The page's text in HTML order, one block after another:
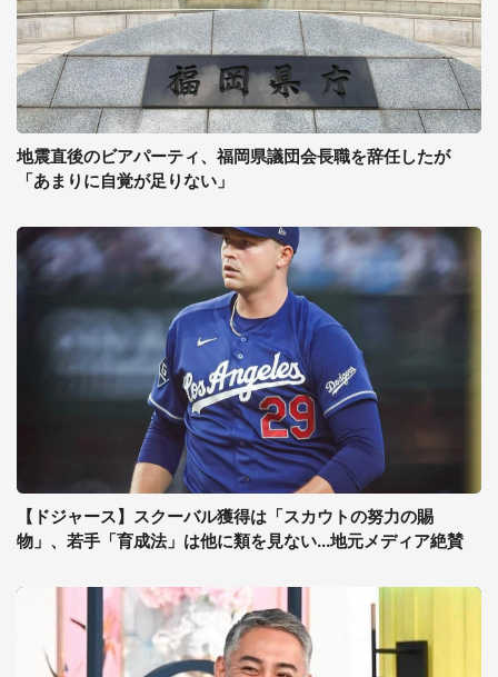
地震直後のビアパーティ、福岡県議団会長職を辞任したが
「あまりに自覚が足りない」
【ドジャース】スクーバル獲得は「スカウトの努力の賜
物」、若手「育成法」は他に類を見ない...地元メディア絶賛